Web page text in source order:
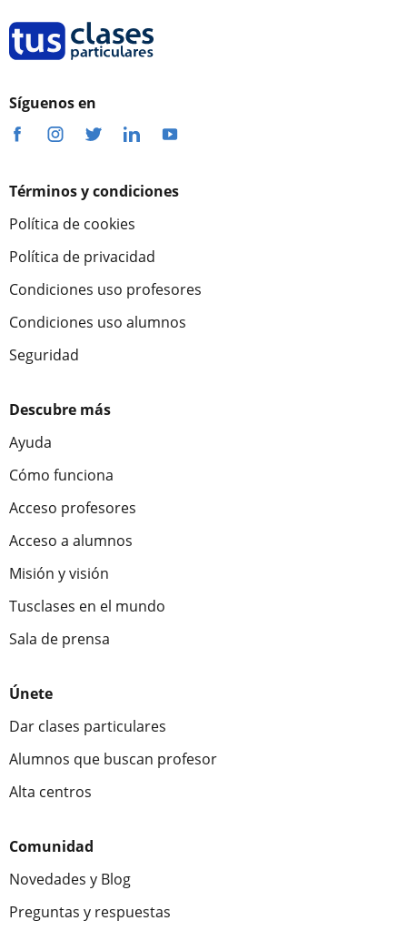
Síguenos en
Términos y condiciones
Política de cookies
Política de privacidad
Condiciones uso profesores
Condiciones uso alumnos
Seguridad
Descubre más
Ayuda
Cómo funciona
Acceso profesores
Acceso a alumnos
Misión y visión
Tusclases en el mundo
Sala de prensa
Únete
Dar clases particulares
Alumnos que buscan profesor
Alta centros
Comunidad
Novedades y Blog
Preguntas y respuestas